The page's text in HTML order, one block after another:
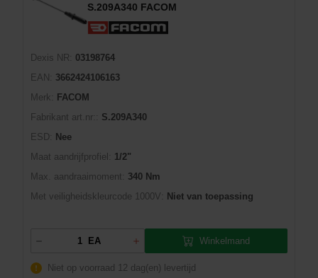
S.209A340 FACOM
Dexis NR:
03198764
EAN:
3662424106163
Merk:
FACOM
Fabrikant art.nr::
S.209A340
ESD:
Nee
Maat aandrijfprofiel:
1/2"
Max. aandraaimoment:
340 Nm
Met veiligheidskleurcode 1000V:
Niet van toepassing
EA Winkelmand
Niet op voorraad 12 dag(en) levertijd